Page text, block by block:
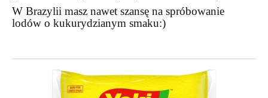
W Brazylii masz nawet szansę na spróbowanie
lodów o kukurydzianym smaku:)